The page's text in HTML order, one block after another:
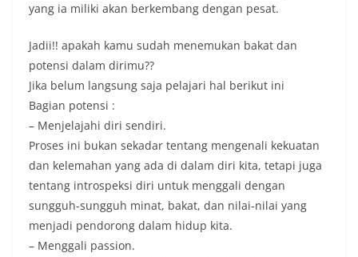
yang ia miliki akan berkembang dengan pesat.
Jadii!! apakah kamu sudah menemukan bakat dan
potensi dalam dirimu??
Jika belum langsung saja pelajari hal berikut ini
Bagian potensi :
– Menjelajahi diri sendiri.
Proses ini bukan sekadar tentang mengenali kekuatan
dan kelemahan yang ada di dalam diri kita, tetapi juga
tentang introspeksi diri untuk menggali dengan
sungguh-sungguh minat, bakat, dan nilai-nilai yang
menjadi pendorong dalam hidup kita.
– Menggali passion.